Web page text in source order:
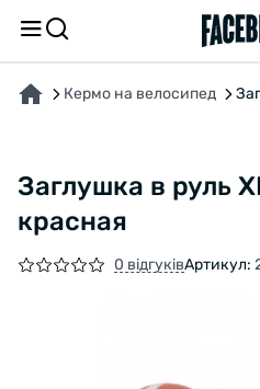
Кермо на велосипед
Заглушка в руль
красная
0 відгуківАртикул:
ПРО ТОВАР ВІДГУКИ ТА ЗАПИТАННЯ